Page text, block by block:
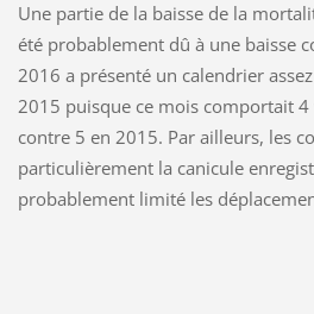
Une partie de la baisse de la
été probablement dû à une baisse
2016 a présenté un calendrier
2015 puisque ce mois comportait
contre 5 en 2015. Par ailleurs, les
particulièrement la canicule
probablement limité les